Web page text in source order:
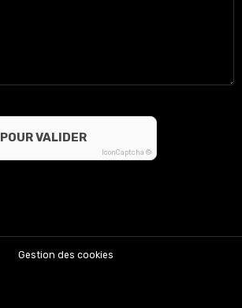
VALIDER
IconCaptcha ©
Gestion des cookies